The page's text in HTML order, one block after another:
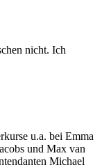
nicht. Ich
u.a. bei Emma
und Max van
Michael